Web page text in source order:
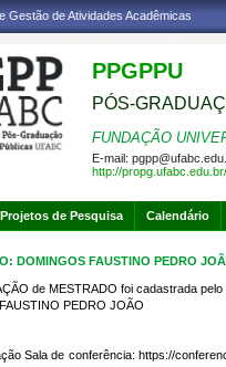
Gestão de Atividades Acadêmicas
PPGPPU
PÓS-
FUNDAÇÃO
E-mail:
http://
Projetos de Pesquisa Calendário
DOMINGOS FAUSTINO PEDRO
de MESTRADO foi cadastrada pelo
PEDRO JOÃO
Sala de conferência: https://